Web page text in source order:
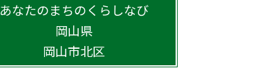
あなたのまちのくらしなび
岡山県
岡山市北区